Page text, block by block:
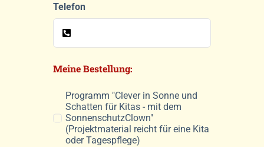
Telefon
Meine Bestellung:
Programm "Clever in Sonne und
Schatten für Kitas - mit dem
SonnenschutzClown"
(Projektmaterial reicht für eine Kita
oder Tagespflege)